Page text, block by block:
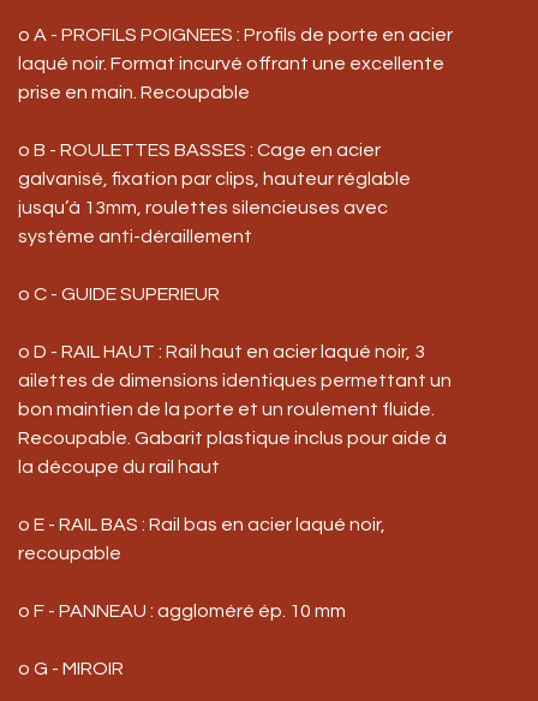
o A - PROFILS POIGNEES : Profils de porte en acier
laqué noir. Format incurvé offrant une excellente
prise en main. Recoupable
o B - ROULETTES BASSES : Cage en acier
galvanisé, fixation par clips, hauteur réglable
jusqu’à 13mm, roulettes silencieuses avec
système anti-déraillement
o C - GUIDE SUPERIEUR
o D - RAIL HAUT : Rail haut en acier laqué noir, 3
ailettes de dimensions identiques permettant un
bon maintien de la porte et un roulement fluide.
Recoupable. Gabarit plastique inclus pour aide à
la découpe du rail haut
o E - RAIL BAS : Rail bas en acier laqué noir,
recoupable
o F - PANNEAU : aggloméré ép. 10 mm
o G - MIROIR